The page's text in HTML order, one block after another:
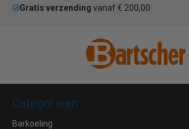
Gratis verzending vanaf € 200,00
Categorieën
Barkoeling